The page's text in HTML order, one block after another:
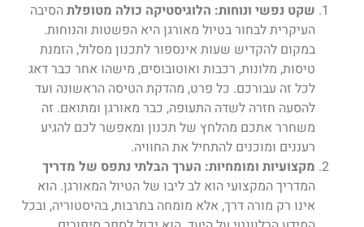
שקט נפשי ונוחות: הלוגיסטיקה כולה מטופלתהסיבה
העיקרית לבחור בטיול מאורגן היא הפשטות והנוחות.
במקום להקדיש שעות אינספור לתכנון מסלול, הזמנת
טיסות, מלונות, רכבות ואוטובוסים, מישהו אחר כבר דאג
לכל זה עבורכם. כל פרט, מהדקת הטיסה הראשונה ועד
להסעה חזרה לשדה התעופה, כבר מאורגן ומתואם. זה
משחרר אתכם מהלחץ של תכנון ומאפשר לכם להגיע
רעננים ומוכנים להתחיל את החוויה.
מקצועיות ומומחיות: הערך הבלתי נתפס של מדריך
המדריך המקצועי הוא לב ליבו של הטיול המאורגן. הוא
אינו רק מורה דרך, אלא מומחה בתרבות, בהיסטוריה, ובכל